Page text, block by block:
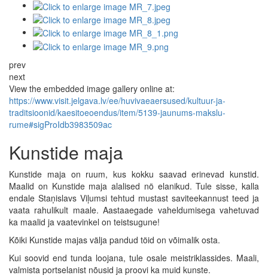
prev
next
View the embedded image gallery online at:
https://www.visit.jelgava.lv/ee/huvivaeaersused/kultuur-ja-
traditsioonid/kaesitoeoendus/item/5139-jaunums-makslu-
rume#sigProIdb3983509ac
Kunstide maja
Kunstide maja on ruum, kus kokku saavad erinevad kunstid.
Maalid on Kunstide maja alalised nö elanikud. Tule sisse, kalla
endale Staņislavs Viļumsi tehtud mustast saviteekannust teed ja
vaata rahulikult maale. Aastaaegade vaheldumisega vahetuvad
ka maalid ja vaatevinkel on teistsugune!
Kõiki Kunstide majas välja pandud töid on võimalik osta.
Kui soovid end tunda loojana, tule osale meistriklassides. Maali,
valmista portselanist nõusid ja proovi ka muid kunste.